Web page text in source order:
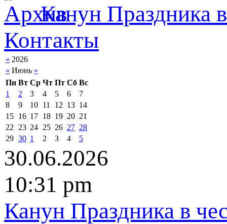
Канун Праздника
Контакты
« 2026
« Июнь »
Пн Вт Ср Чт Пт Сб Вс
1
2 3 4 5 6
7
8
9 10 11 12 13 14
15 16 17 18 19 20 21
22
23 24 25 26 27 28
29 30 1 2 3 4 5
30.06.2026
10:31 pm
Канун Праздника в